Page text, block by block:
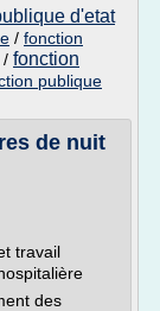
d'etat
/ fonction
/ fonction
publique
de nuit
travail
des